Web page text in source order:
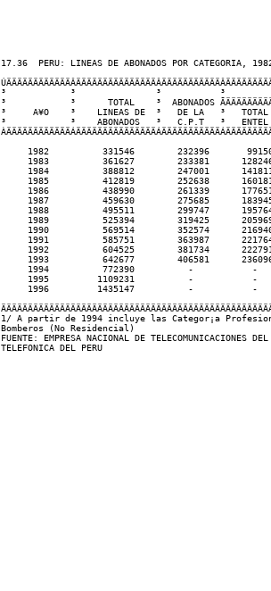
17.36  PERU: LINEAS DE ABONADOS POR CATEGORIA,
³            ³               ³           ³
³            ³      TOTAL    ³  ABONADOS
³     A¥O    ³    LINEAS DE  ³   DE LA   ³   TOTAL   ³
³            ³    ABONADOS   ³   C.P.T   ³
1982          331546        232396
1983          361627        233381
1984          388812        247001
1985          412819        252638
1986          438990        261339
1987          459630        275685
1988          495511        299747
1989          525394        319425
1990          569514        352574
1991          585751        363987
1992          604525        381734
1993          642677        406581
1994          772390          -           -
1995         1109231          -           -
1996         1435147          -           -
1/ A partir de 1994 incluye las Categor¡a
Bomberos (No Residencial)
FUENTE: EMPRESA NACIONAL DE TELECOMUNICACIONES